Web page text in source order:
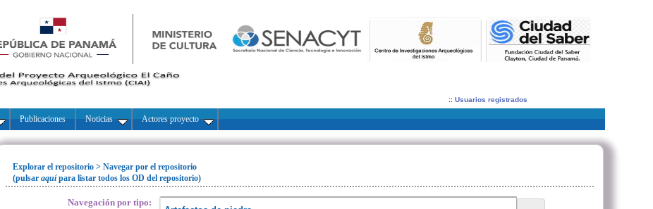
:: Usuarios registrados
Publicaciones Noticias Actores proyecto
Explorar el repositorio > Navegar por el repositorio
(pulsar aquípara listar todos los OD del repositorio)
Navegación por tipo: